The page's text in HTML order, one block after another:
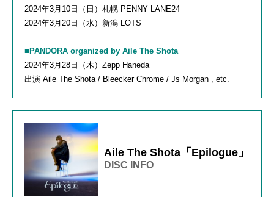
2024年3月10日（日）札幌 PENNY LANE24
2024年3月20日（水）新潟 LOTS
■PANDORA organized by Aile The Shota
2024年3月28日（木）Zepp Haneda
出演 Aile The Shota / Bleecker Chrome / Js Morgan , etc.
Aile The Shota「Epilogue」
DISC INFO